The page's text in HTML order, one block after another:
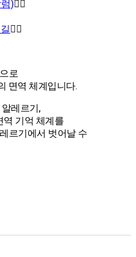
)
로
면역 체계입니다.
레르기,
역 기억 체계를
르기에서 벗어날 수